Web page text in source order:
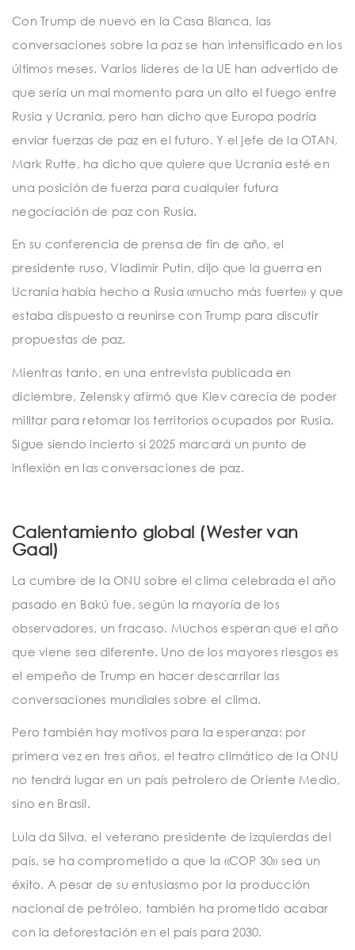
Con Trump de nuevo en la Casa Blanca, las
conversaciones sobre la paz se han intensificado en los
últimos meses. Varios líderes de la UE han advertido de
que sería un mal momento para un alto el fuego entre
Rusia y Ucrania, pero han dicho que Europa podría
enviar fuerzas de paz en el futuro. Y el jefe de la OTAN,
Mark Rutte, ha dicho que quiere que Ucrania esté en
una posición de fuerza para cualquier futura
negociación de paz con Rusia.
En su conferencia de prensa de fin de año, el
presidente ruso, Vladimir Putin, dijo que la guerra en
Ucrania había hecho a Rusia «mucho más fuerte» y que
estaba dispuesto a reunirse con Trump para discutir
propuestas de paz.
Mientras tanto, en una entrevista publicada en
diciembre, Zelensky afirmó que Kiev carecía de poder
militar para retomar los territorios ocupados por Rusia.
Sigue siendo incierto si 2025 marcará un punto de
inflexión en las conversaciones de paz.
Calentamiento global (Wester van
Gaal)
La cumbre de la ONU sobre el clima celebrada el año
pasado en Bakú fue, según la mayoría de los
observadores, un fracaso. Muchos esperan que el año
que viene sea diferente. Uno de los mayores riesgos es
el empeño de Trump en hacer descarrilar las
conversaciones mundiales sobre el clima.
Pero también hay motivos para la esperanza: por
primera vez en tres años, el teatro climático de la ONU
no tendrá lugar en un país petrolero de Oriente Medio,
sino en Brasil.
Lula da Silva, el veterano presidente de izquierdas del
país, se ha comprometido a que la «COP 30» sea un
éxito. A pesar de su entusiasmo por la producción
nacional de petróleo, también ha prometido acabar
con la deforestación en el país para 2030.